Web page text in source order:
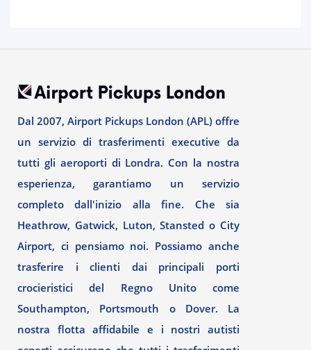
Dal 2007, Airport Pickups London (APL) offre
un servizio di trasferimenti executive da
tutti gli aeroporti di Londra. Con la nostra
esperienza, garantiamo un servizio
completo dall'inizio alla fine. Che sia
Heathrow, Gatwick, Luton, Stansted o City
Airport, ci pensiamo noi. Possiamo anche
trasferire i clienti dai principali porti
crocieristici del Regno Unito come
Southampton, Portsmouth o Dover. La
nostra flotta affidabile e i nostri autisti